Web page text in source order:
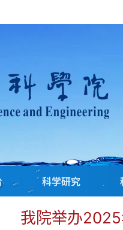
科学研究
我院举办2025